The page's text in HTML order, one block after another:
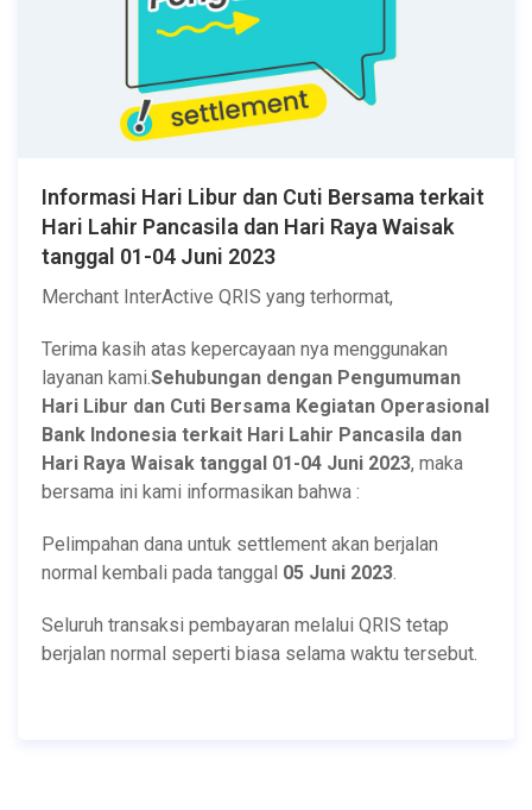
Informasi Hari Libur dan Cuti Bersama terkait
Hari Lahir Pancasila dan Hari Raya Waisak
tanggal 01-04 Juni 2023
Merchant InterActive QRIS yang terhormat,
Terima kasih atas kepercayaan nya menggunakan
layanan kami.Sehubungan dengan Pengumuman
Hari Libur dan Cuti Bersama Kegiatan Operasional
Bank Indonesia terkait Hari Lahir Pancasila dan
Hari Raya Waisak tanggal 01-04 Juni 2023, maka
bersama ini kami informasikan bahwa :
Pelimpahan dana untuk settlement akan berjalan
normal kembali pada tanggal 05 Juni 2023.
Seluruh transaksi pembayaran melalui QRIS tetap
berjalan normal seperti biasa selama waktu tersebut.